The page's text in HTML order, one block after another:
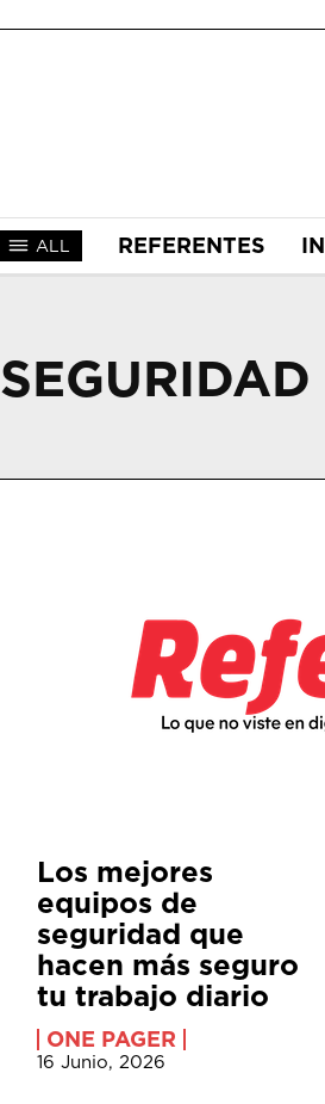
ALL REFERENTES
Los mejores
equipos de
seguridad que
hacen más seguro
tu trabajo diario
ONE PAGER
16 Junio, 2026